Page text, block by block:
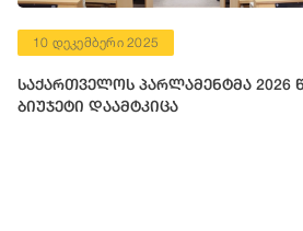
10 დეკემბერი 2025
საქართველოს პარლამენტმა 2026
ბიუჯეტი დაამტკიცა